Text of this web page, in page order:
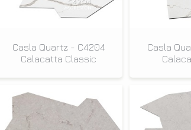
Casla Quartz - C4204
Calacatta Classic
Casla